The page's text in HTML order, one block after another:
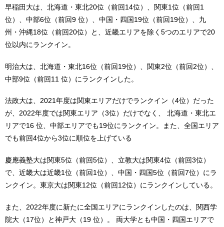
早稲田大は、北海道・東北20位（前回14位）、関東1位（前回1
位）、中部6位（前回9 位）、中国・四国19位（前回19位）、九
州・沖縄18位（前回20位）と、近畿エリアを除く5つのエリアで20
位以内にランクイン。
明治大は、北海道・東北16位（前回19位）、関東2位（前回2位）、
中部9位（前回11 位）にランクインした。
法政大は、2021年度は関東エリアだけでランクイン（4位）だった
が、2022年度では関東エリア（3位）だけでなく、 北海道・東北エ
リアで16 位、中部エリアでも19位にランクイン。また、全国エリア
でも前回4位から3位に順位を上げている
慶應義塾大は関東5位（前回5位）、立教大は関東4位（前回3位）
で、近畿大は近畿1位（前回1位）、中国・四国5位（前回7位）にラ
ンクイン。東京大は関東12位（前回12位）にランクインしている。
また、2022年度に新たに全国エリアにランクインしたのは、関西学
院大（17位）と神戸大（19 位）。 両大学とも中国・四国エリアで